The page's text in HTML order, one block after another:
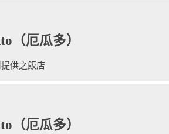
（厄瓜多）
供之飯店
Quito）
部，離赤道僅 24
（厄瓜多）